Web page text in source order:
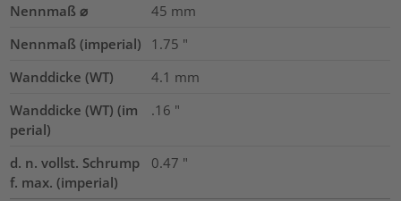
Nennmaß ⌀
45 mm
Nennmaß (imperial)
1.75 "
Wanddicke (WT)
4.1 mm
Wanddicke (WT) (im
perial)
.16 "
d. n. vollst. Schrump
f. max. (imperial)
0.47 "